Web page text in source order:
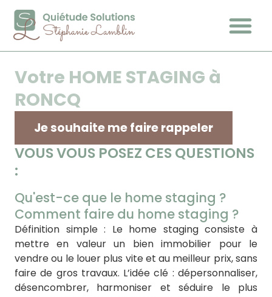
Votre HOME STAGING à
RONCQ
Je souhaite me faire rappeler
VOUS VOUS POSEZ CES QUESTIONS
:
Qu'est-ce que le home staging ?
Comment faire du home staging ?
Définition simple : Le home staging consiste à
mettre en valeur un bien immobilier pour le
vendre ou le louer plus vite et au meilleur prix, sans
faire de gros travaux. L’idée clé : dépersonnaliser,
désencombrer, harmoniser et séduire le plus